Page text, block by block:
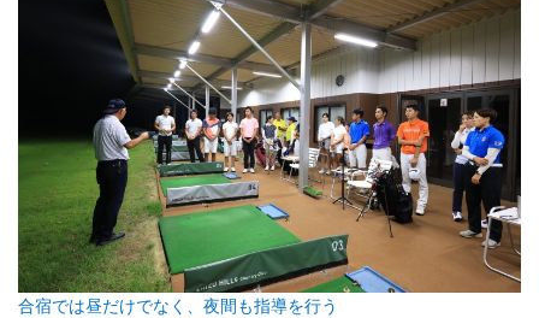
合宿では昼だけでなく、夜間も指導を行う